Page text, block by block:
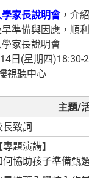
家長說明會，介
準備與因應，順
家長說明會
日(星期四)18:30-
視聽中心
主題/
長致詞
專題演講】
何協助孩子準備甄